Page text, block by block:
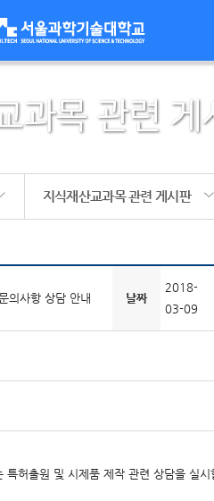
과목 관련 게
지식재산교과목 관련 게시판
사업단 소개
학생활동 지원사업
교수활동 교육 지원사업
공지 사항
지원사업 소개
동아리 게시판
대외활동 게시판
식재산교과목 관련 게시판
의사항 상담 안내 날짜
2018-
03-09
특허출원 및 시제품 제작 관련 상담을 실시